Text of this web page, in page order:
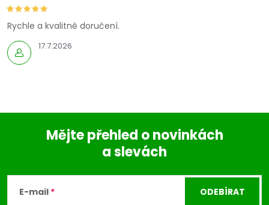
17.7.2026
Rychle a kvalitně doručení.
Mějte přehled o novinkách
a slevách
E-mail ODEBÍRAT